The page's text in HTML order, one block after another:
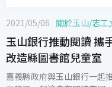
2021/05/06 關於玉山/志工
玉山銀行推動閱讀 攜
改造縣圖書館兒童室
嘉義縣政府與玉山銀行一起